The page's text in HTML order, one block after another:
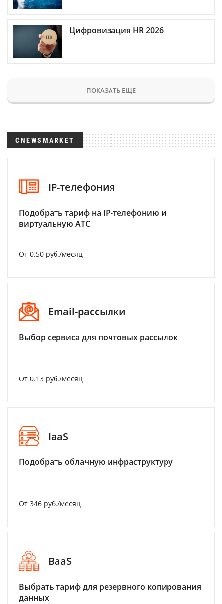
Цифровизация HR 2026
ПОКАЗАТЬ ЕЩЕ
CNEWSMARKET
IP-телефония
Подобрать тариф на IP-телефонию и
виртуальную АТС
От 0.50 руб./месяц
Email-рассылки
Выбор сервиса для почтовых рассылок
От 0.13 руб./месяц
IaaS
Подобрать облачную инфраструктуру
От 346 руб./месяц
BaaS
Выбрать тариф для резервного копирования
данных